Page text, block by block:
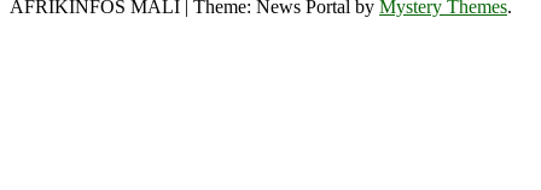
AFRIKINFOS MALI | Theme: News Portal by Mystery Themes.